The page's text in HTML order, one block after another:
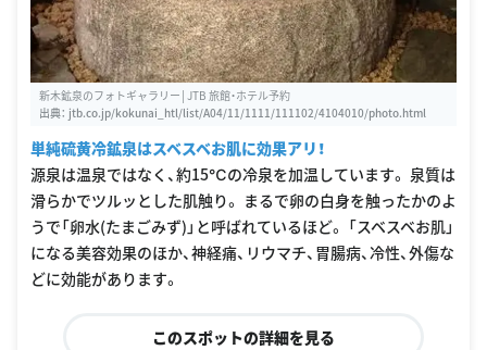
新木鉱泉のフォトギャラリー│JTB 旅館・ホテル予約
出典： jtb.co.jp/kokunai_htl/list/A04/11/1111/111102/4104010/photo.html
単純硫黄冷鉱泉はスベスベお肌に効果アリ！
源泉は温泉ではなく、約15℃の冷泉を加温しています。 泉質は
滑らかでツルッとした肌触り。 まるで卵の白身を触ったかのよ
うで「卵水(たまごみず)」と呼ばれているほど。 「スベスベお肌」
になる美容効果のほか、神経痛、リウマチ、胃腸病、冷性、外傷な
どに効能があります。
このスポットの詳細を見る